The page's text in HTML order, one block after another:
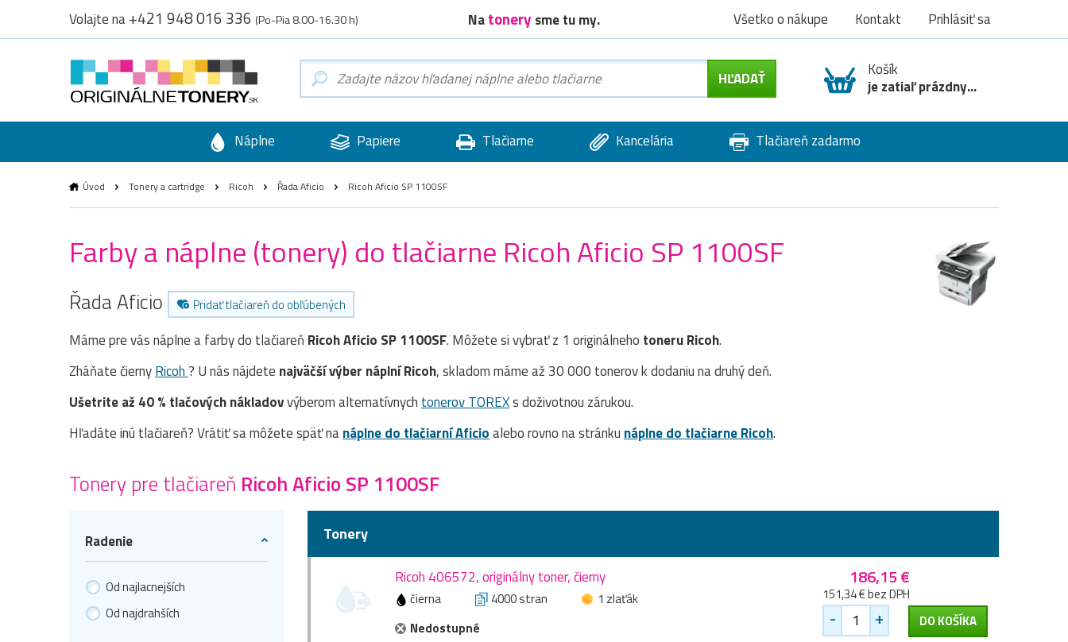
Volajte na+421 948 016 336 (Po-Pia 8.00-16.30 h) Natonery sme tu my. Všetko o nákupe Kontakt Prihlásiť sa
Košík
je zatiaľ prázdny...
Náplne Papiere Tlačiarne Kancelária Tlačiareň zadarmo
Úvod Tonery a cartridge Ricoh Řada Aficio Ricoh Aficio SP 1100SF
Farby a náplne (tonery) do tlačiarne Ricoh Aficio SP 1100SF
Řada Aficio Pridať tlačiareň do obľúbených
Máme pre vás náplne a farby do tlačiareň Ricoh Aficio SP 1100SF. Môžete si vybrať z 1 originálneho toneruRicoh.
Zháňate čiernyRicoh ? U nás nájdete najväčší výber náplní Ricoh, skladom máme až 30 000 tonerov k dodaniu na druhý deň.
Ušetrite až 40 % tlačových nákladovvýberom alternatívnych tonerov TOREXs doživotnou zárukou.
Hľadáte inú tlačiareň? Vrátiť sa môžete späť nanáplne do tlačiarní Aficioalebo rovno na stránku náplne do tlačiarne Ricoh.
Tonery pre tlačiareň Ricoh Aficio SP 1100SF
Radenie
Od najlacnejších
Od najdrahších
Tonery
Ricoh 406572, originálny toner, čierny
čierna 4000 stran
1 zlaťák
Nedostupné
186,15 €
151,34 € bez DPH
- + DO KOŠÍKA